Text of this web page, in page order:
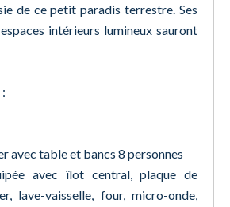
de ce petit paradis terrestre. Ses
intérieurs lumineux sauront
avec table et bancs 8 personnes
avec îlot central, plaque de
lave-vaisselle, four, micro-onde,